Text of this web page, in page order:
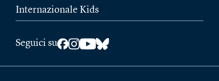
Internazionale Kids
Seguici su